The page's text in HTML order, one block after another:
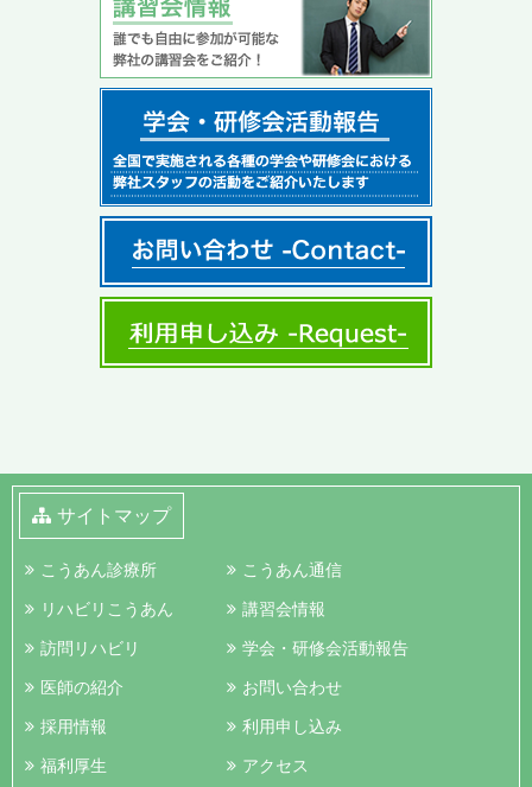
サイトマップ
こうあん診療所
リハビリこうあん
訪問リハビリ
医師の紹介
採用情報
福利厚生
こうあん通信
講習会情報
学会・研修会活動報告
お問い合わせ
利用申し込み
アクセス